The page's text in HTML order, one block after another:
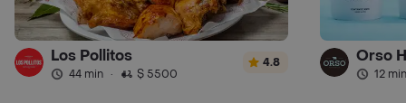
Los Pollitos
44 min · $ 5500
4.8 Orso
12 min